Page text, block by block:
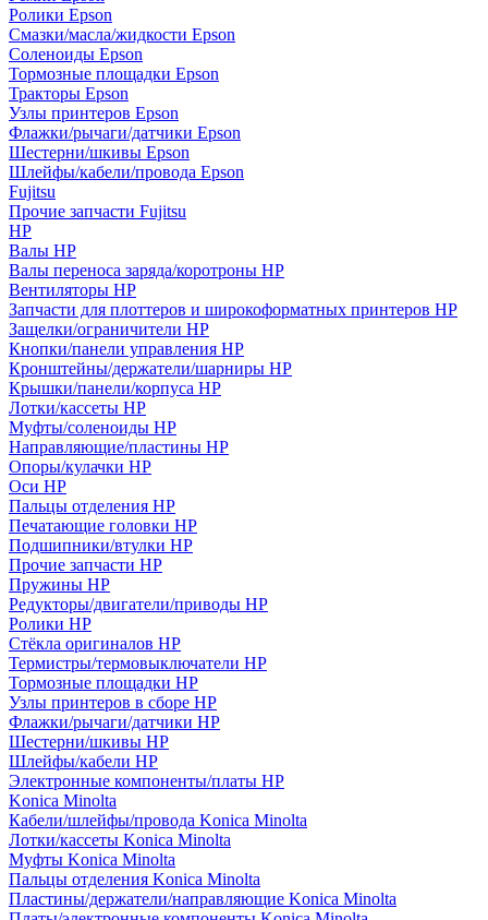
Ролики Epson
Смазки/масла/жидкости Epson
Соленоиды Epson
Тормозные площадки Epson
Тракторы Epson
Узлы принтеров Epson
Флажки/рычаги/датчики Epson
Шестерни/шкивы Epson
Шлейфы/кабели/провода Epson
Fujitsu
Прочие запчасти Fujitsu
HP
Валы HP
Валы переноса заряда/коротроны HP
Вентиляторы HP
Запчасти для плоттеров и широкоформатных принтеров HP
Защелки/ограничители HP
Кнопки/панели управления HP
Кронштейны/держатели/шарниры HP
Крышки/панели/корпуса HP
Лотки/кассеты HP
Муфты/соленоиды HP
Направляющие/пластины HP
Опоры/кулачки HP
Оси HP
Пальцы отделения HP
Печатающие головки HP
Подшипники/втулки HP
Прочие запчасти HP
Пружины HP
Редукторы/двигатели/приводы HP
Ролики HP
Стёкла оригиналов HP
Термистры/термовыключатели HP
Тормозные площадки HP
Узлы принтеров в сборе HP
Флажки/рычаги/датчики HP
Шестерни/шкивы HP
Шлейфы/кабели HP
Электронные компоненты/платы HP
Konica Minolta
Кабели/шлейфы/провода Konica Minolta
Лотки/кассеты Konica Minolta
Муфты Konica Minolta
Пальцы отделения Konica Minolta
Пластины/держатели/направляющие Konica Minolta